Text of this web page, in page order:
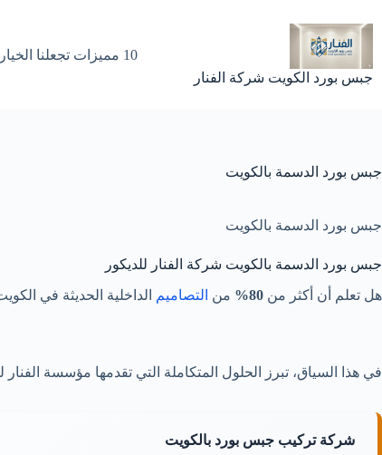
إلى
المحتوى
جبس بورد الكويت شركة الفنار
10 مميزات تجعلنا الخيار الأمثل لتركيب جبس بورد في الكويت
جبس بورد الدسمة بالكويت
جبس بورد الدسمة بالكويت
جبس بورد الدسمة بالكويت شركة الفنار للديكور
هل تعلم أن أكثر من 80% من التصاميم الداخلية الحديثة في
في هذا السياق، تبرز الحلول المتكاملة التي تقدمها مؤسسة الفنار للديكور.
شركة تركيب جبس بورد بالكويت